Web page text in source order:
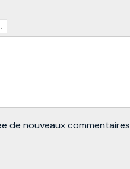
de nouveaux commentaires